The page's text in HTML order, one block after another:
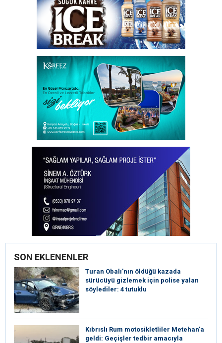
SON EKLENENLER
Turan Obalı’nın öldüğü kazada
sürücüyü gizlemek için polise yalan
söylediler: 4 tutuklu
Kıbrıslı Rum motosikletliler Metehan’a
geldi: Geçişler tedbir amacıyla